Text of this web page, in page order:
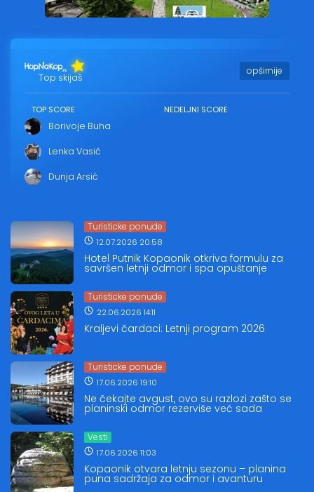
Top skijaš
opširnije
TOP SCORE
Borivoje Buha
Lenka Vasić
Dunja Arsić
NEDELJNI SCORE
Turisticke ponude
12.07.2026 20:58
Hotel Putnik Kopaonik otkriva formulu za
savršen letnji odmor i spa opuštanje
Turisticke ponude
22.06.2026 14:11
Kraljevi čardaci: Letnji program 2026
Turisticke ponude
17.06.2026 19:10
Ne čekajte avgust, ovo su razlozi zašto se
planinski odmor rezerviše već sada
Vesti
17.06.2026 11:03
Kopaonik otvara letnju sezonu – planina
puna sadržaja za odmor i avanturu